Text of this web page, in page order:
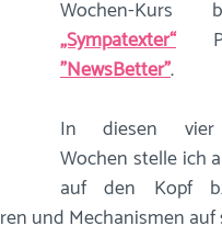
„Sympatexter“
"NewsBetter".
In diesen vier
Wochen stelle ich
auf den Kopf
und Mechanismen auf